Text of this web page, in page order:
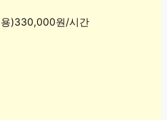
용)330,000원/시간